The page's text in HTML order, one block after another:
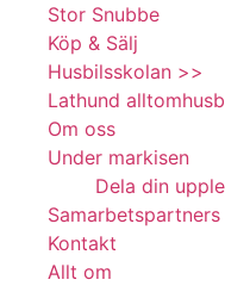
Stor Snubbe
Köp & Sälj
Husbilsskolan >>
Lathund
Om oss
Under markisen
Dela din
Samarbetspartners
Kontakt
Allt om